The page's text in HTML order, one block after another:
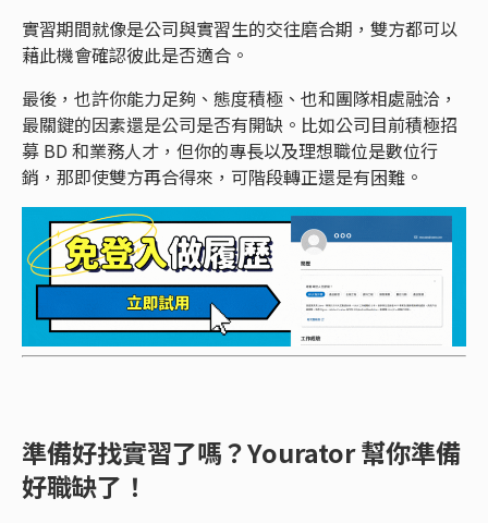
實習期間就像是公司與實習生的交往磨合期，雙方都可以
藉此機會確認彼此是否適合。
最後，也許你能力足夠、態度積極、也和團隊相處融洽，
最關鍵的因素還是公司是否有開缺。比如公司目前積極招
募 BD 和業務人才，但你的專長以及理想職位是數位行
銷，那即使雙方再合得來，可階段轉正還是有困難。
準備好找實習了嗎？Yourator 幫你準備
好職缺了！